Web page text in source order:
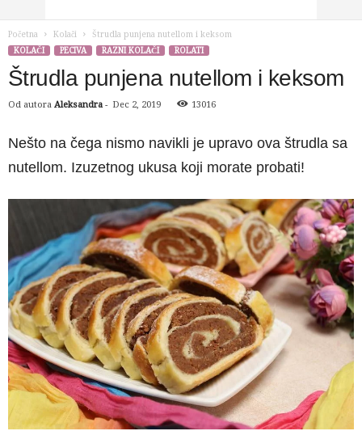
Početna Kolači
Štrudla punjena nutellom i keksom
KOLAČI
PECIVA RAZNI KOLAČI ROLATI
Štrudla punjena nutellom i keksom
Od autora Aleksandra - Dec 2, 2019 13016
Nešto na čega nismo navikli je upravo ova štrudla sa
nutellom. Izuzetnog ukusa koji morate probati!